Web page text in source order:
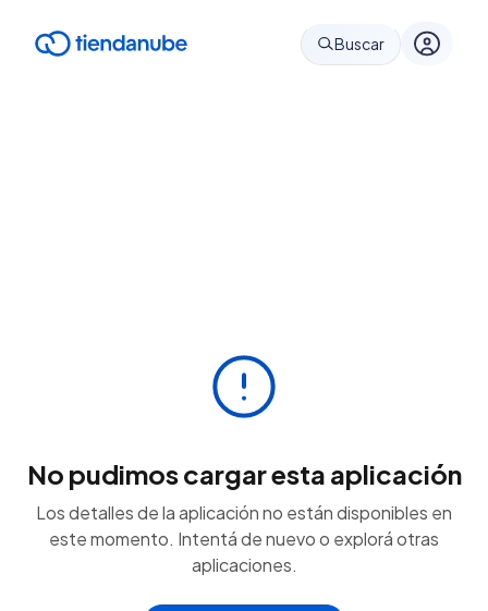
Buscar
No pudimos cargar esta aplicación
Los detalles de la aplicación no están disponibles en
este momento. Intentá de nuevo o explorá otras
aplicaciones.